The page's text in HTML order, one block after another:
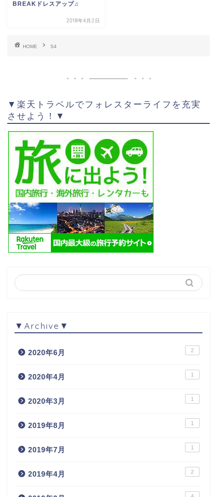
BREAKドレスアップ♫
2018年4月2日
HOME S4
▼楽天トラベルでフォレスターライフを充実
させよう！▼
▼Archive▼
2020年6月 2
2020年4月 1
2020年3月 1
2019年8月 1
2019年7月 1
2019年4月 2